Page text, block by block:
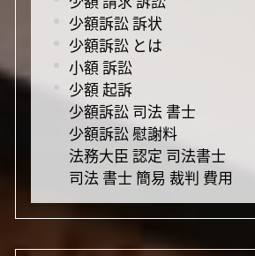
少額訴訟 訴状
少額訴訟 とは
小額 訴訟
少額 起訴
少額訴訟 司法 書士
少額訴訟 慰謝料
法務大臣 認定 司法書士
司法 書士 簡易 裁判 費用